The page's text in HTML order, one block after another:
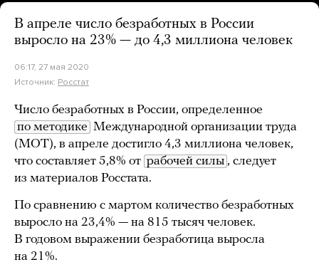
В апреле число безработных в России
выросло на 23% — до 4,3 миллиона человек
06:17, 27 мая 2020
Источник: Росстат
Число безработных в России, определенное
по методике Международной организации труда
(МОТ), в апреле достигло 4,3 миллиона человек,
что составляет 5,8% от рабочей силы , следует
из материалов Росстата.
По сравнению с мартом количество безработных
выросло на 23,4% — на 815 тысяч человек.
В годовом выражении безработица выросла
на 21%.